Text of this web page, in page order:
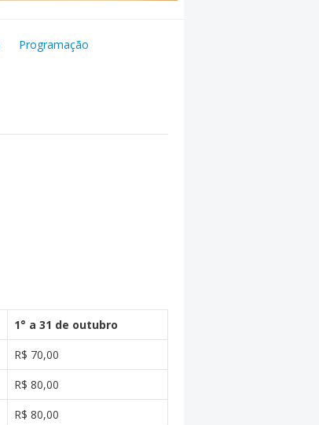
Programação
1° a 31 de outubro
R$ 70,00
R$ 80,00
R$ 80,00